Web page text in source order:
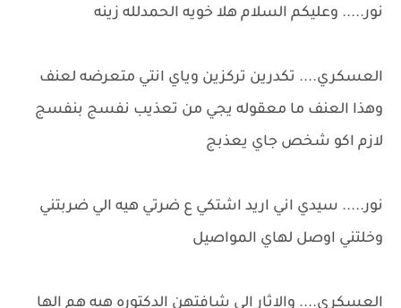
نور..... وعليكم السلام هلا خويه الحمدلله زينه
العسكري.... تكدرين تركزين وياي انتي متعرضه لعنف
وهذا العنف ما معقوله يجي من تعذيب نفسج بنفسج
لازم اكو شخص جاي يعذبج
نور..... سيدي اني اريد اشتكي ع ضرتي هيه الي ضربتني
وخلتني اوصل لهاي المواصيل
العسكري.... والاثار الي شافتهن الدكتوره هيه هم الها